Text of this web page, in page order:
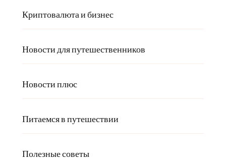
Криптовалюта и бизнес
Новости для путешественников
Новости плюс
Питаемся в путешествии
Полезные советы